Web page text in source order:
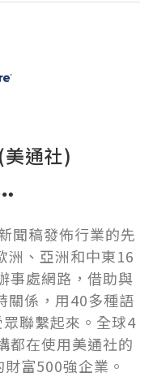
通社)
聞稿發佈行業的先
洲、亞洲和中東16
事處網路，借助與
關係，用40多種語
聯繫起來。全球4
都在使用美通社的
富500強企業。